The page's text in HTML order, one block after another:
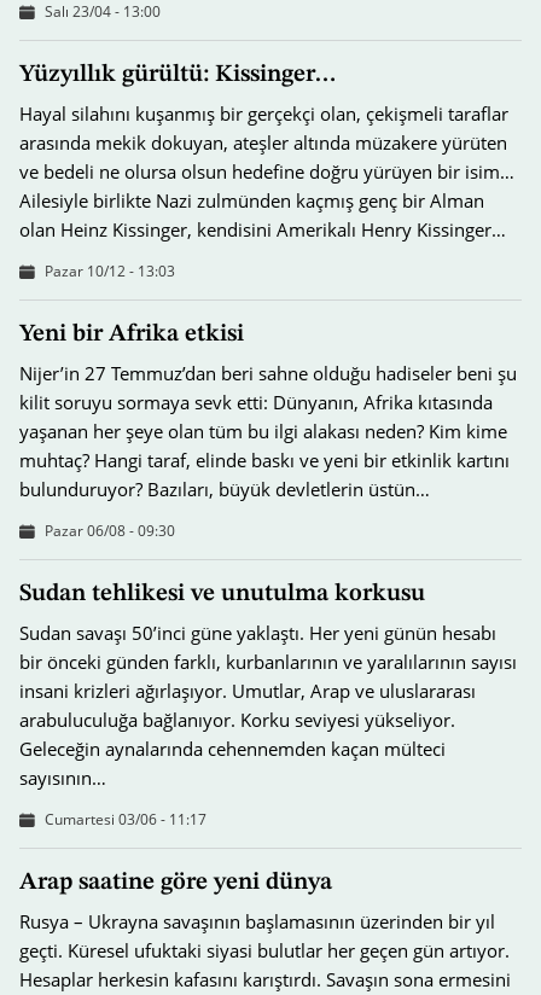
Salı 23/04 - 13:00
Yüzyıllık gürültü: Kissinger…
Hayal silahını kuşanmış bir gerçekçi olan, çekişmeli taraflar
arasında mekik dokuyan, ateşler altında müzakere yürüten
ve bedeli ne olursa olsun hedefine doğru yürüyen bir isim…
Ailesiyle birlikte Nazi zulmünden kaçmış genç bir Alman
olan Heinz Kissinger, kendisini Amerikalı Henry Kissinger…
Pazar 10/12 - 13:03
Yeni bir Afrika etkisi
Nijer’in 27 Temmuz’dan beri sahne olduğu hadiseler beni şu
kilit soruyu sormaya sevk etti: Dünyanın, Afrika kıtasında
yaşanan her şeye olan tüm bu ilgi alakası neden? Kim kime
muhtaç? Hangi taraf, elinde baskı ve yeni bir etkinlik kartını
bulunduruyor? Bazıları, büyük devletlerin üstün…
Pazar 06/08 - 09:30
Sudan tehlikesi ve unutulma korkusu
Sudan savaşı 50’inci güne yaklaştı. Her yeni günün hesabı
bir önceki günden farklı, kurbanlarının ve yaralılarının sayısı
insani krizleri ağırlaşıyor. Umutlar, Arap ve uluslararası
arabuluculuğa bağlanıyor. Korku seviyesi yükseliyor.
Geleceğin aynalarında cehennemden kaçan mülteci
sayısının…
Cumartesi 03/06 - 11:17
Arap saatine göre yeni dünya
Rusya – Ukrayna savaşının başlamasının üzerinden bir yıl
geçti. Küresel ufuktaki siyasi bulutlar her geçen gün artıyor.
Hesaplar herkesin kafasını karıştırdı. Savaşın sona ermesini